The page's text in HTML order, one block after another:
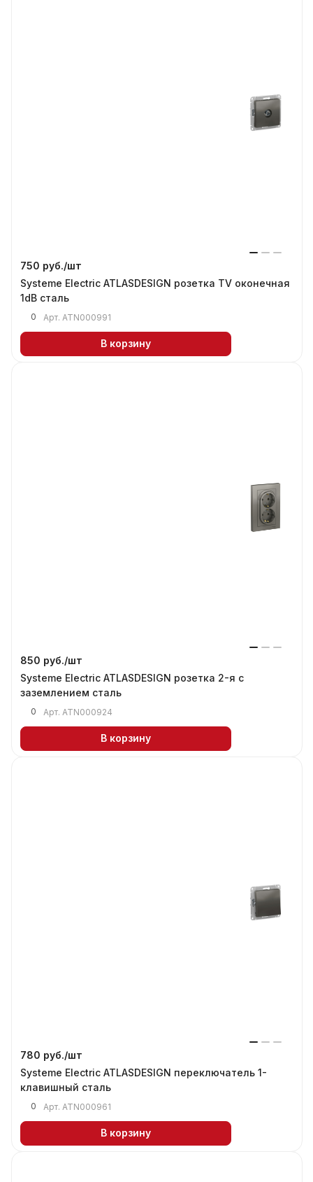
750 руб./шт
Systeme Electric ATLASDESIGN розетка TV оконечная
1dB сталь
0 Арт. ATN000991
В корзину
850 руб./шт
Systeme Electric ATLASDESIGN розетка 2-я с
заземлением сталь
0 Арт. ATN000924
В корзину
780 руб./шт
Systeme Electric ATLASDESIGN переключатель 1-
клавишный сталь
0 Арт. ATN000961
В корзину